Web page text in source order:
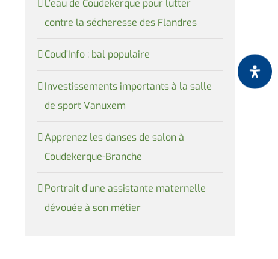
L’eau de Coudekerque pour lutter
contre la sécheresse des Flandres
Coud’Info : bal populaire
Investissements importants à la salle
de sport Vanuxem
Apprenez les danses de salon à
Coudekerque-Branche
Portrait d’une assistante maternelle
dévouée à son métier